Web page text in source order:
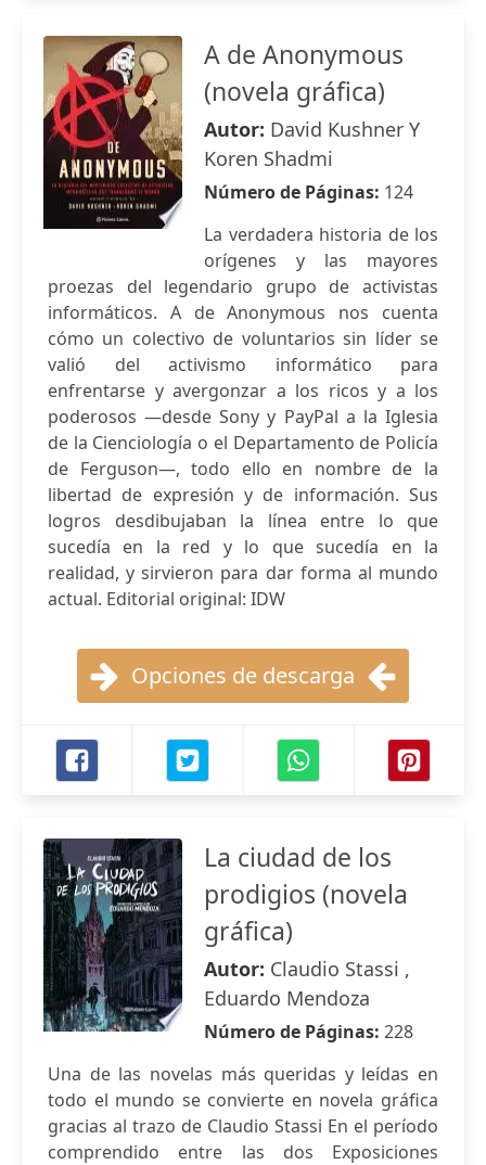
A de Anonymous
(novela gráfica)
Autor: David Kushner Y
Koren Shadmi
Número de Páginas: 124
La verdadera historia de los
orígenes y las mayores
proezas del legendario grupo de activistas
informáticos. A de Anonymous nos cuenta
cómo un colectivo de voluntarios sin líder se
valió del activismo informático para
enfrentarse y avergonzar a los ricos y a los
poderosos —desde Sony y PayPal a la Iglesia
de la Cienciología o el Departamento de Policía
de Ferguson—, todo ello en nombre de la
libertad de expresión y de información. Sus
logros desdibujaban la línea entre lo que
sucedía en la red y lo que sucedía en la
realidad, y sirvieron para dar forma al mundo
actual. Editorial original: IDW
Opciones de descarga
La ciudad de los
prodigios (novela
gráfica)
Autor: Claudio Stassi ,
Eduardo Mendoza
Número de Páginas: 228
Una de las novelas más queridas y leídas en
todo el mundo se convierte en novela gráfica
gracias al trazo de Claudio Stassi En el período
comprendido entre las dos Exposiciones